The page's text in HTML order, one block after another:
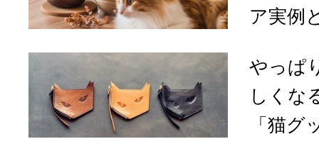
ア実例
やっぱ
しくな
「猫グ